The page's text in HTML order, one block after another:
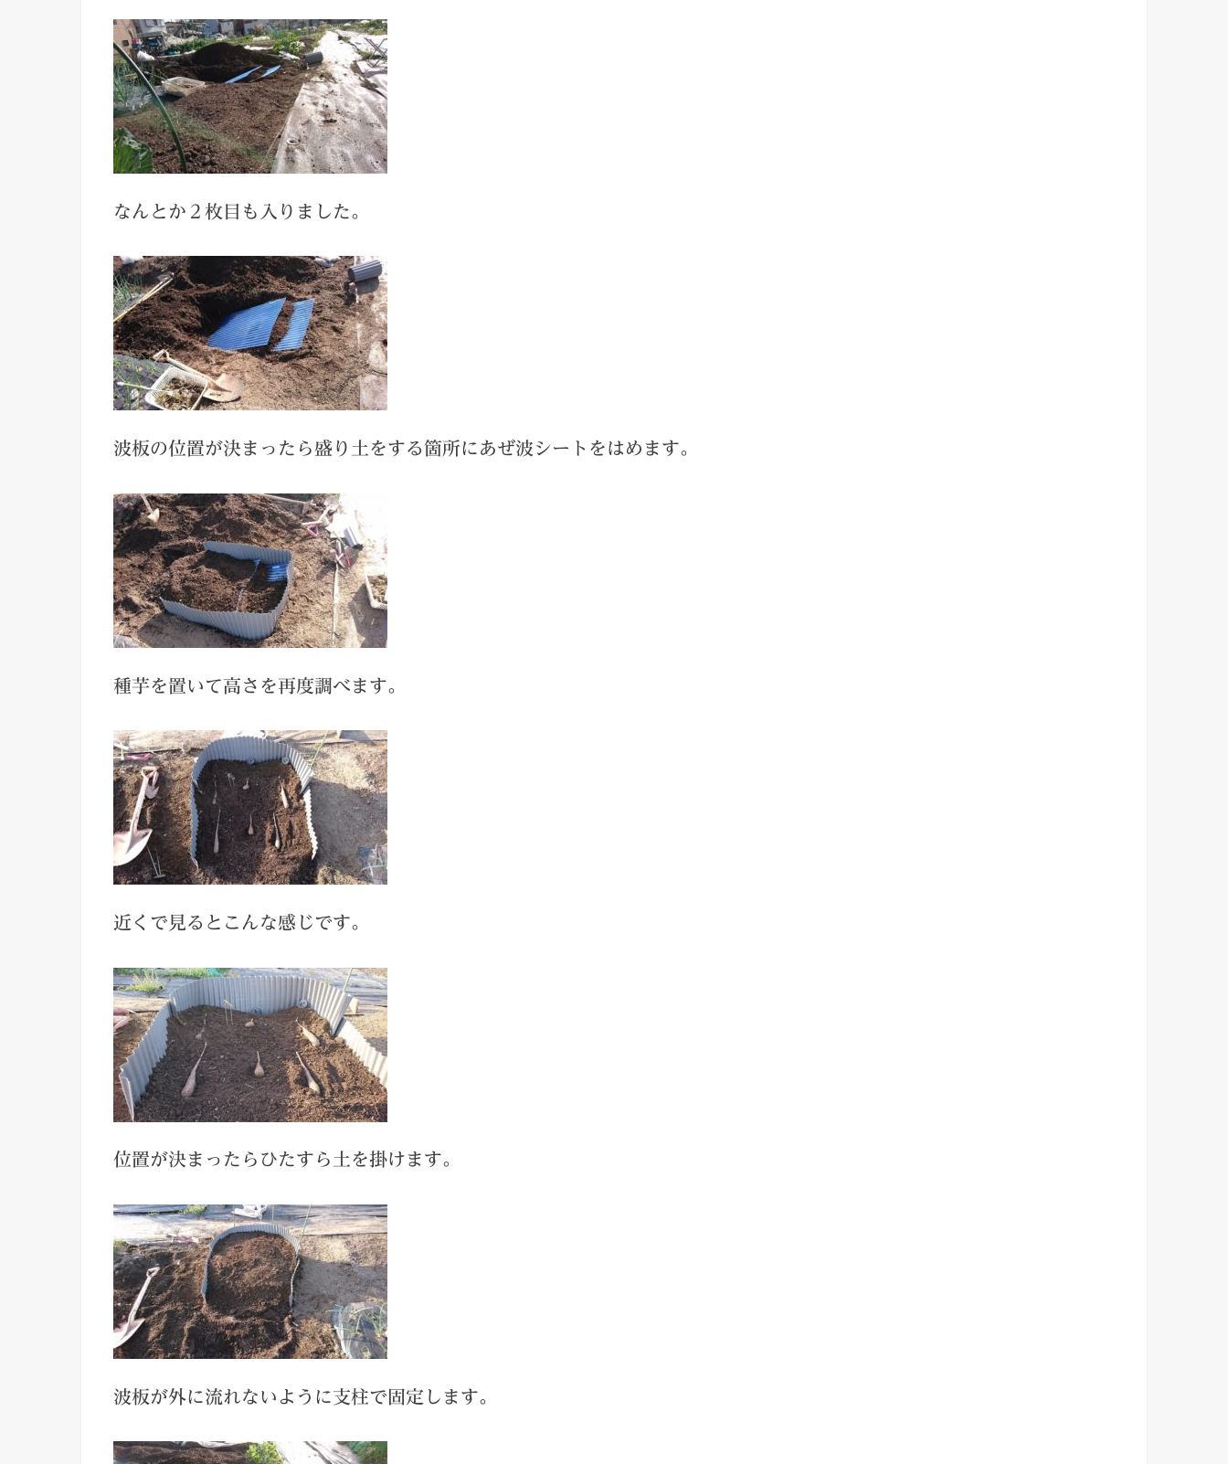
なんとか２枚目も入りました。
波板の位置が決まったら盛り土をする箇所にあぜ波シートをはめます。
種芋を置いて高さを再度調べます。
近くで見るとこんな感じです。
位置が決まったらひたすら土を掛けます。
波板が外に流れないように支柱で固定します。